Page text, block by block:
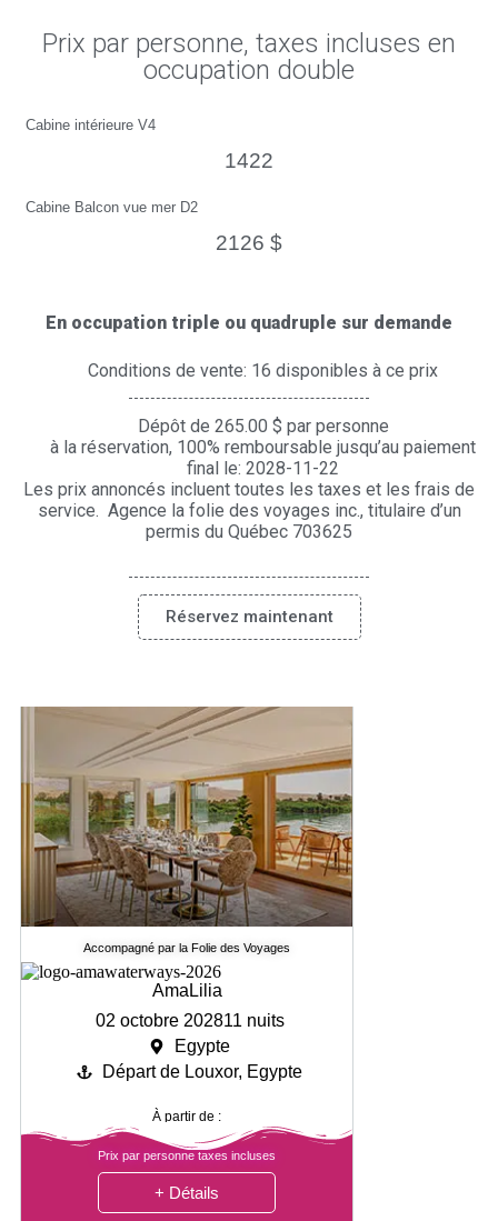
Prix par personne, taxes incluses en
occupation double
Cabine intérieure V4
1422
Cabine Balcon vue mer D2
2126 $
En occupation triple ou quadruple sur demande
Conditions de vente: 16 disponibles à ce prix
Dépôt de 265.00 $ par personne
à la réservation, 100% remboursable jusqu’au paiement
final le: 2028-11-22
Les prix annoncés incluent toutes les taxes et les frais de
service. Agence la folie des voyages inc., titulaire d’un
permis du Québec 703625
Réservez maintenant
Accompagné par la Folie des Voyages
AmaLilia
02 octobre 202811 nuits
Egypte
Départ de Louxor, Egypte
À partir de :
Prix par personne taxes incluses
+ Détails